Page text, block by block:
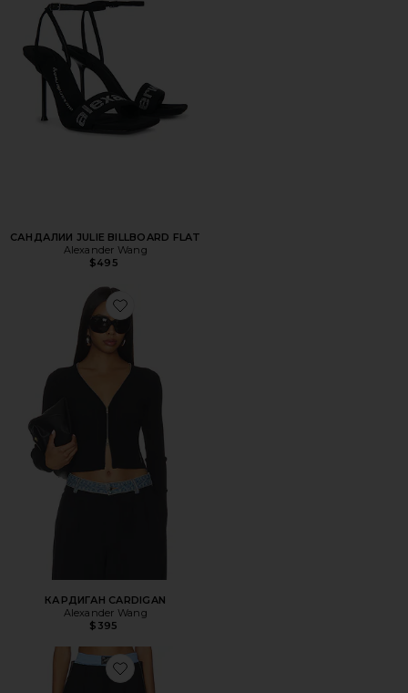
САНДАЛИИ JULIE BILLBOARD FLAT
Alexander Wang
$495
Favorite КАРДИГАН CARDIGAN
КАРДИГАН CARDIGAN
Alexander Wang
$395
Favorite ЮБКА-ШОРТЫ PRESTYLED PLEATED WITH